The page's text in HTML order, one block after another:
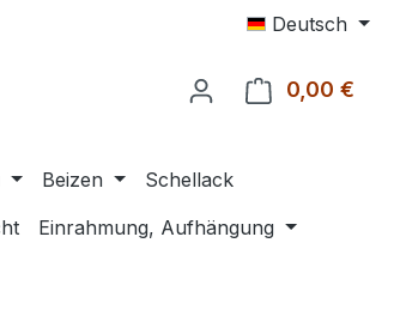
Deutsch
0,00 €
Beizen
Schellack
Einrahmung, Aufhängung